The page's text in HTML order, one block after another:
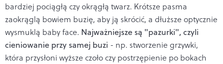
bardziej pociągłą czy okrągłą twarz. Krótsze pasma
zaokrąglą bowiem buzię, aby ją skrócić, a dłuższe optycznie
wysmuklą baby face. Najważniejsze są "pazurki", czyli
cieniowanie przy samej buzi - np. stworzenie grzywki,
która przysłoni wyższe czoło czy postrzępienie po bokach